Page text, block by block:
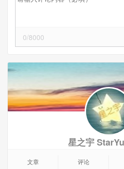
0/8000
星之宇 StarYu
文章 评论